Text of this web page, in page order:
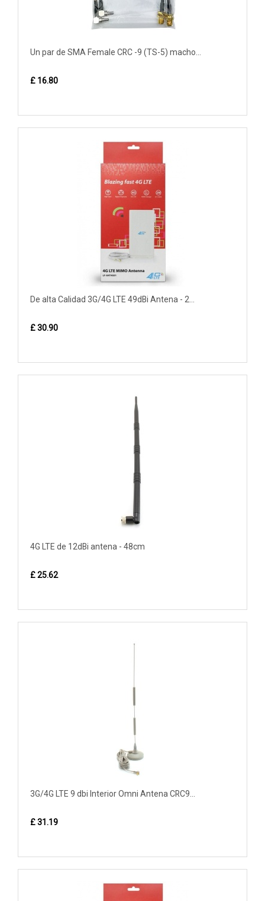
Un par de SMA Female CRC -9 (TS-5) macho...
£ 16.80
De alta Calidad 3G/4G LTE 49dBi Antena - 2...
£ 30.90
4G LTE de 12dBi antena - 48cm
£ 25.62
3G/4G LTE 9 dbi Interior Omni Antena CRC9...
£ 31.19